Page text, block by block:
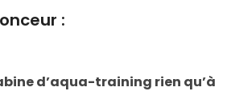
:
d’aqua-training rien qu’à